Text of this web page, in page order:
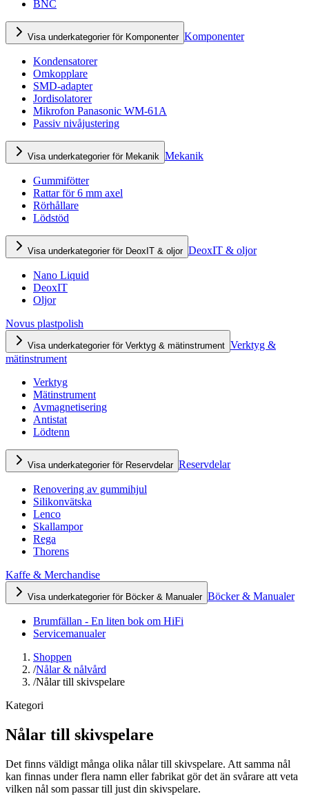
BNC
Visa underkategorier för Komponenter Komponenter
Kondensatorer
Omkopplare
SMD-adapter
Jordisolatorer
Mikrofon Panasonic WM-61A
Passiv nivåjustering
Visa underkategorier för Mekanik Mekanik
Gummifötter
Rattar för 6 mm axel
Rörhållare
Lödstöd
Visa underkategorier för DeoxIT & oljor DeoxIT & oljor
Nano Liquid
DeoxIT
Oljor
Novus plastpolish
Visa underkategorier för Verktyg & mätinstrument Verktyg &
mätinstrument
Verktyg
Mätinstrument
Avmagnetisering
Antistat
Lödtenn
Visa underkategorier för Reservdelar Reservdelar
Renovering av gummihjul
Silikonvätska
Lenco
Skallampor
Rega
Thorens
Kaffe & Merchandise
Visa underkategorier för Böcker & Manualer Böcker & Manualer
Brumfällan - En liten bok om HiFi
Servicemanualer
Shoppen
/Nålar & nålvård
/Nålar till skivspelare
Kategori
Nålar till skivspelare
Det finns väldigt många olika nålar till skivspelare. Att samma nål
kan finnas under flera namn eller fabrikat gör det än svårare att veta
vilken nål som passar till just din skivspelare.